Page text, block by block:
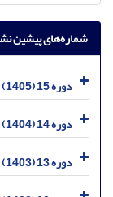
شماره‌های پیشین
دوره 15 (1405)
دوره 14 (1404)
دوره 13 (1403)